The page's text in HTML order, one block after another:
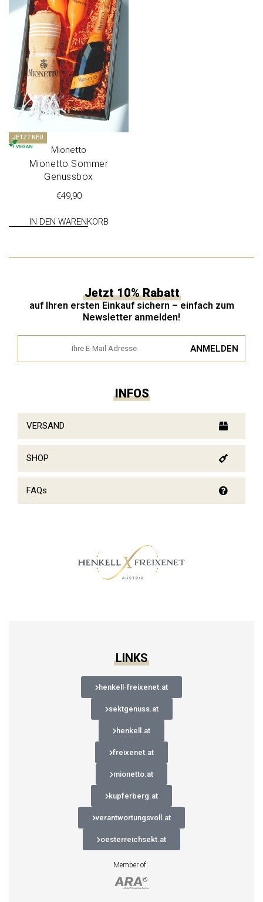
JETZT NEU
Mionetto
Mionetto Som­mer
Genussbox
€49,90
IN DEN WARENKORB
INFOS
VERSAND
SHOP
FAQs
Jetzt 10% Rabatt
auf Ihren ersten Einkauf sichern – einfach zum
Newsletter anmelden!
LINKS
henkell-freixenet.at
sektgenuss.at
henkell.at
freixenet.at
mionetto.at
kupferberg.at
verantwortungsvoll.at
oesterreichsekt.at
Member of: